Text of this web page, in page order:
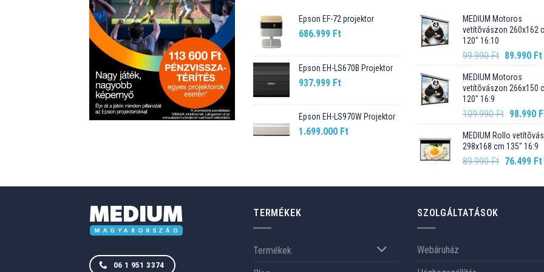
Epson EF-72 projektor
686.999 Ft
Epson EH-LS670B Projektor
937.999 Ft
Epson EH-LS970W Projektor
1.699.000 Ft
MEDIUM Motoros
vetítõvászon 260x162
120" 16:10
99.990Ft Original
was:
99.990 Ft.
89.990 Ft
MEDIUM Motoros
vetítõvászon 266x150
120" 16:9
109.990Ft Original
was:
109.990
98.990
MEDIUM Rollo
298x168 cm 135" 16:9
89.990Ft Original
was:
76.499 Ft
06 1 951 3374
TERMÉKEK
Termékek
SZOLGÁLTATÁSOK
Webáruház